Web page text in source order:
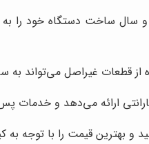
سال ساخت دستگاه خود را به
از قطعات غیراصل می‌تواند
ارائه می‌دهد و خدمات
و بهترین قیمت را با توجه به